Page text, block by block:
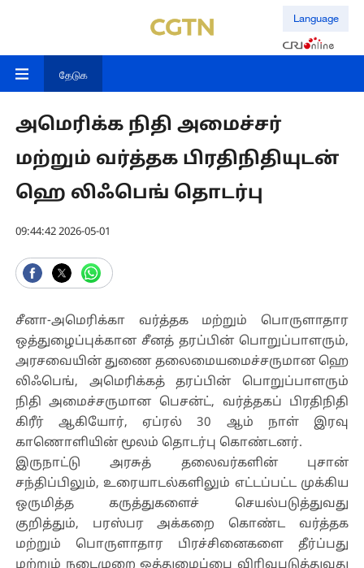
Language
தேடுக
அமெரிக்க நிதி அமைச்சர்
மற்றும் வர்த்தக பிரதிநிதியுடன்
ஹெ லிஃபெங் தொடர்பு
09:44:42 2026-05-01
சீனா-அமெரிக்கா வர்த்தக மற்றும் பொருளாதார
ஒத்துழைப்புக்கான சீனத் தரப்பின் பொறுப்பாளரும்,
அரசவையின் துணை தலைமையமைச்சருமான ஹெ
லிஃபெங், அமெரிக்கத் தரப்பின் பொறுப்பாளரும்
நிதி அமைச்சருமான பெசன்ட், வர்த்தகப் பிரதிநிதி
கிரீர் ஆகியோர், ஏப்ரல் 30 ஆம் நாள் இரவு
காணொளியின் மூலம் தொடர்பு கொண்டனர்.
இருநாட்டு அரசுத் தலைவர்களின் புசான்
சந்திப்பிலும், உரையாடல்களிலும் எட்டப்பட்ட முக்கிய
ஒருமித்த கருத்துகளைச் செயல்படுத்துவது
குறித்தும், பரஸ்பர அக்கறை கொண்ட வர்த்தக
மற்றும் பொருளாதார பிரச்சினைகளை தீர்ப்பது
மற்றும் நடைமுறை ஒத்துழைப்பை விரிவுபடுத்துவது